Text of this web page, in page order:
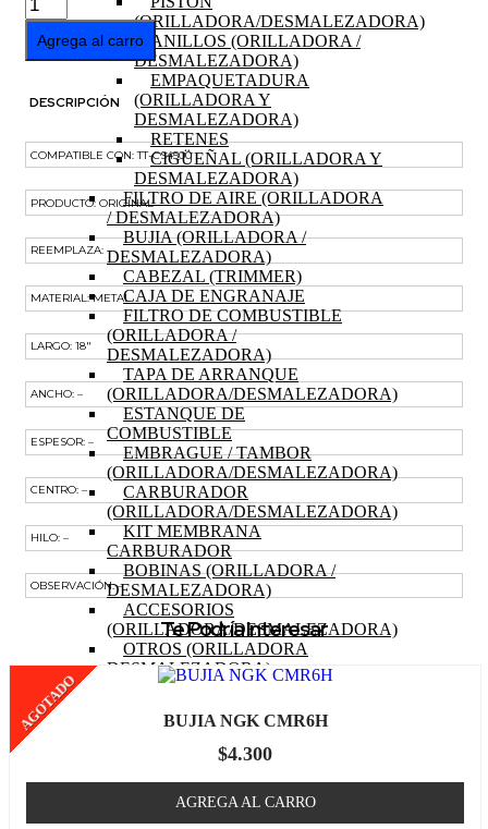
(ORILLADORA/DESMALEZADORA)
ANILLOS (ORILLADORA /
DESMALEZADORA)
EMPAQUETADURA
(ORILLADORA Y
DESMALEZADORA)
RETENES
CIGÜEÑAL (ORILLADORA Y
DESMALEZADORA)
FILTRO DE AIRE (ORILLADORA
/ DESMALEZADORA)
BUJIA (ORILLADORA /
DESMALEZADORA)
CABEZAL (TRIMMER)
CAJA DE ENGRANAJE
FILTRO DE COMBUSTIBLE
(ORILLADORA /
DESMALEZADORA)
TAPA DE ARRANQUE
(ORILLADORA/DESMALEZADORA)
ESTANQUE DE
COMBUSTIBLE
EMBRAGUE / TAMBOR
(ORILLADORA/DESMALEZADORA)
CARBURADOR
(ORILLADORA/DESMALEZADORA)
KIT MEMBRANA
CARBURADOR
BOBINAS (ORILLADORA /
DESMALEZADORA)
ACCESORIOS
(ORILLADORA/DESMALEZADORA)
OTROS (ORILLADORA
DESMALEZADORA)
TRACTOR
PISTON (TRACTOR)
ANILLOS (TRACTOR)
BIELA (TRACTOR)
MOTOR DE PARTIDA
(TRACTOR)
EJE DE LEVAS (TRACTOR)
18"
MOTOSIERRA
TT-
cantidad
Agrega al carro
DESCRIPCIÓN
COMPATIBLE CON: TT-CS4500
PRODUCTO: ORIGINAL
REEMPLAZA: –
MATERIAL: METAL
LARGO: 18″
ANCHO: –
ESPESOR: –
CENTRO: –
HILO: –
OBSERVACIÓN: –
Te Podría Interesar
BUJIA NGK CMR6H
AGOTADO
$4.300
AGREGA AL CARRO